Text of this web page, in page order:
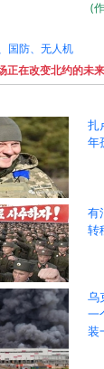
(
国防、无人机
正在改变北约的未来
扎
年
有
转
乌
一
装